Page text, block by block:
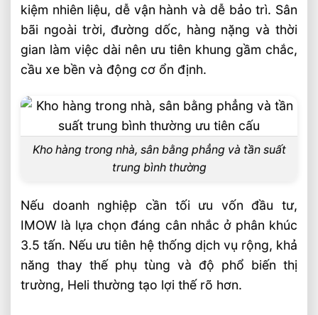
kiệm nhiên liệu, dễ vận hành và dễ bảo trì. Sân
bãi ngoài trời, đường dốc, hàng nặng và thời
gian làm việc dài nên ưu tiên khung gầm chắc,
cầu xe bền và động cơ ổn định.
Kho hàng trong nhà, sân bằng phẳng và tần suất
trung bình thường
Nếu doanh nghiệp cần tối ưu vốn đầu tư,
IMOW là lựa chọn đáng cân nhắc ở phân khúc
3.5 tấn. Nếu ưu tiên hệ thống dịch vụ rộng, khả
năng thay thế phụ tùng và độ phổ biến thị
trường, Heli thường tạo lợi thế rõ hơn.